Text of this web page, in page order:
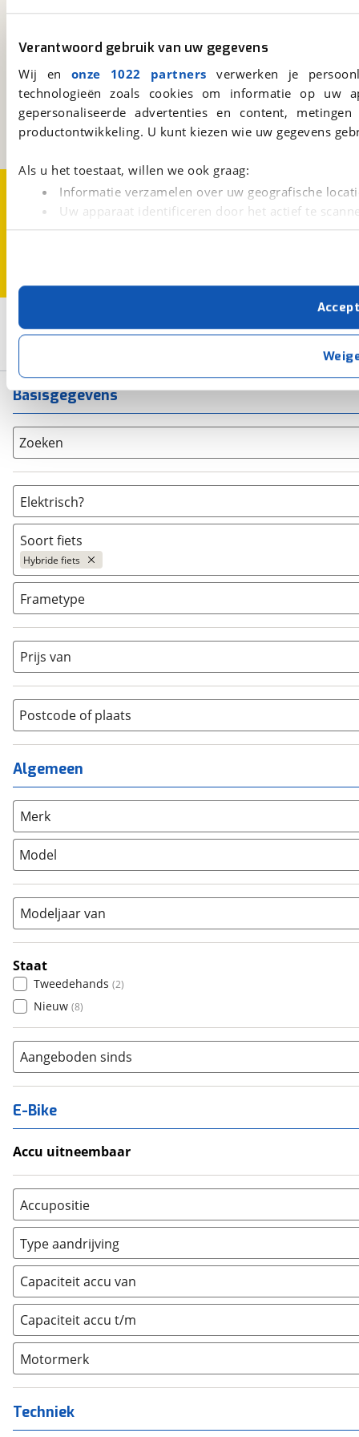
Verantwoord gebruik van uw gegevens
Wij en onze 1022 partners verwerken je
technologieën zoals cookies om informatie op
gepersonaliseerde advertenties en content,
productontwikkeling. U kunt kiezen wie uw gegevens
Als u het toestaat, willen we ook graag:
Informatie verzamelen over uw geografische
Uw apparaat identificeren door het actief te
Lees meer over hoe uw persoonlijke gegevens worden
Met cookies en vergelijkbare technieken zorgen we
cookies zorgen ervoor dat de website goed werkt.
verbeteren. We tonen je graag relevante advertenties
buiten onze website volgt – uiteraard op
privacyverklaring
. Als je weigert, plaatsen we alleen
kun je later altijd aanpassen via devoorkeurenpagina.
Basisgegevens
Zoeken
Elektrisch?
Niet elektrisch (2)
Ja, E-bike (8)
Ja, High-speed (0)
Soort fiets
Hybride fiets
BMX / Freestyle fiets (0)
Cruiserfiets
Jeugdfiets (0)
Kinderfiets (0)
Ligfiets (0)
Mountainbike
Overig (0)
Racefiets
Stadsfiets (0)
Tandem
Vouwfiets (0)
Frametype
Dames (4)
Dames monotube
Heren (4)
Jongens
Lage instap (0)
Meisjes
Prijs van
Postcode of plaats
Algemeen
Merk
Model
Modeljaar van
Staat
Tweedehands (2)
Nieuw (8)
Aangeboden sinds
E-Bike
Accu uitneembaar
Nee, vast (0)
Accupositie
Bagagedrager (0)
Frame (0 )
Vloer (0
Achterbank (0)
Kofferbak (0)
Overig (0)
Type aandrijving
Achterwiel (0)
Trapas
Voorwiel
Capaciteit accu van
Capaciteit accu t/m
Motormerk
Bosch (0)
Yamaha
Stromer (0)
Techniek
viaBOVAG.nl
Kosterijland 15
3981 AJ
Bunnik
Een initiatief van
BOVAG
Over viaBOVAG.nlDisclaimer- en Privacyverklaring
Vacatures